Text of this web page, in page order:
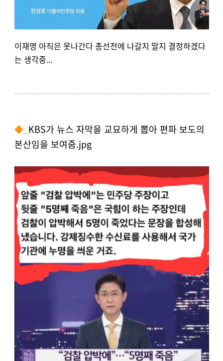
이재명 아직은 못나간다 총선전에 나갈지 말지 결정하겠다
는 생각중...
◆_ KBS가 뉴스 자막을 교묘하게 뽑아 편파 보도의
본산임을 보여줌.jpg